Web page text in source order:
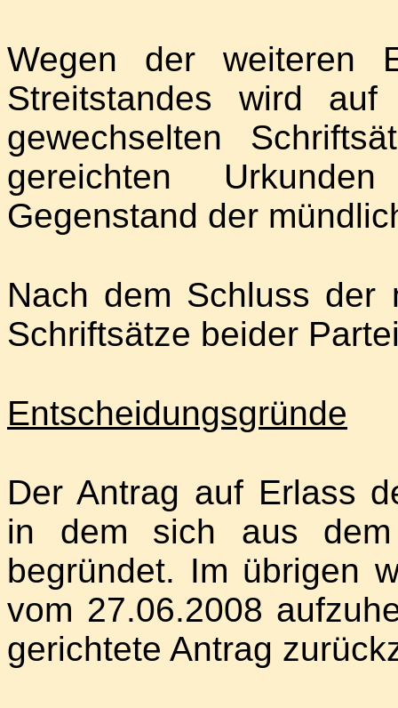
Wegen der weiteren
Streitstandes wird
gewechselten
gereichten
Gegenstand der
Nach dem Schluss der
Schriftsätze beider
Entscheidungsgründe
Der Antrag auf Erlass
in dem sich aus dem
begründet. Im übrigen
vom 27.06.2008
gerichtete Antrag